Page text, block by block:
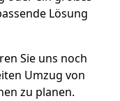
Lösung
Sie uns noch
Umzug von
zu planen.